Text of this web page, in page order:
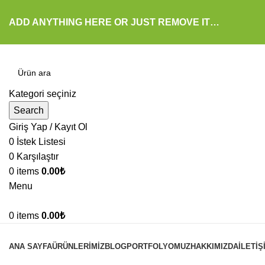
ADD ANYTHING HERE OR JUST REMOVE IT…
Kategori seçiniz
Search
Giriş Yap / Kayıt Ol
0 İstek Listesi
0 Karşılaştır
0 items 0.00₺
Menu
0 items 0.00₺
ANA SAYFAÜRÜNLERIMIZBLOGPORTFOLYOMUZHAKKIMIZDA